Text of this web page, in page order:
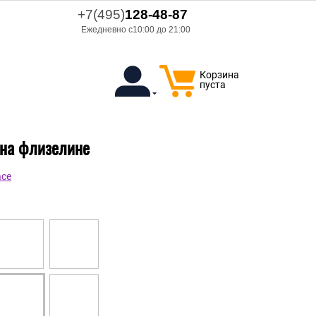
+7(495)128-48-87
Ежедневно с10:00 до 21:00
Корзина
пуста
флизелине